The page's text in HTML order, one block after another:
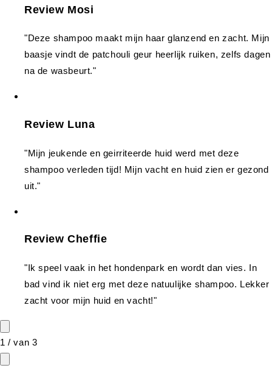
Review Mosi
"Deze shampoo maakt mijn haar glanzend en zacht. Mijn
baasje vindt de patchouli geur heerlijk ruiken, zelfs dagen
na de wasbeurt."
Review Luna
"Mijn jeukende en geirriteerde huid werd met deze
shampoo verleden tijd! Mijn vacht en huid zien er gezond
uit."
Review Cheffie
"Ik speel vaak in het hondenpark en wordt dan vies. In
bad vind ik niet erg met deze natuulijke shampoo. Lekker
zacht voor mijn huid en vacht!"
1 /van 3